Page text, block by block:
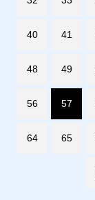
40 41
48 49
56 57
64 65